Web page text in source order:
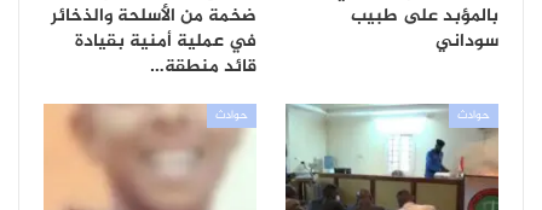
بالمؤبد على طبيب
سوداني
ضخمة من الأسلحة والذخائر
في عملية أمنية بقيادة
قائد منطقة…
حوادث حوادث